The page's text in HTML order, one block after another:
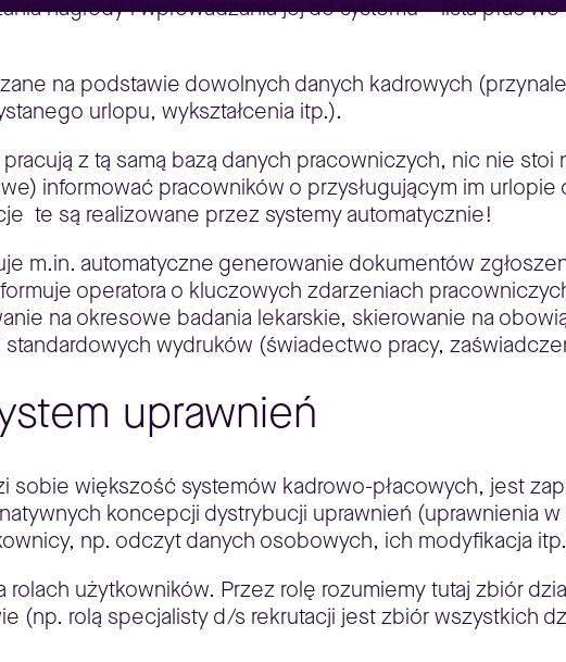
nagrody i wprowadzania jej do systemu – lista płac
na podstawie dowolnych danych kadrowych
urlopu, wykształcenia itp.).
z tą samą bazą danych pracowniczych, nic nie
informować pracowników o przysługującym im
te są realizowane przez systemy automatycznie!
m.in. automatyczne generowanie dokumentów
operatora o kluczowych zdarzeniach
na okresowe badania lekarskie, skierowanie na
wydruków (świadectwo pracy,
uprawnień
sobie większość systemów kadrowo-płacowych, jest
koncepcji dystrybucji uprawnień (uprawnienia
np. odczyt danych osobowych, ich modyfikacja
użytkowników. Przez rolę rozumiemy tutaj zbiór
(np. rolą specjalisty d/s rekrutacji jest zbiór wszystkich